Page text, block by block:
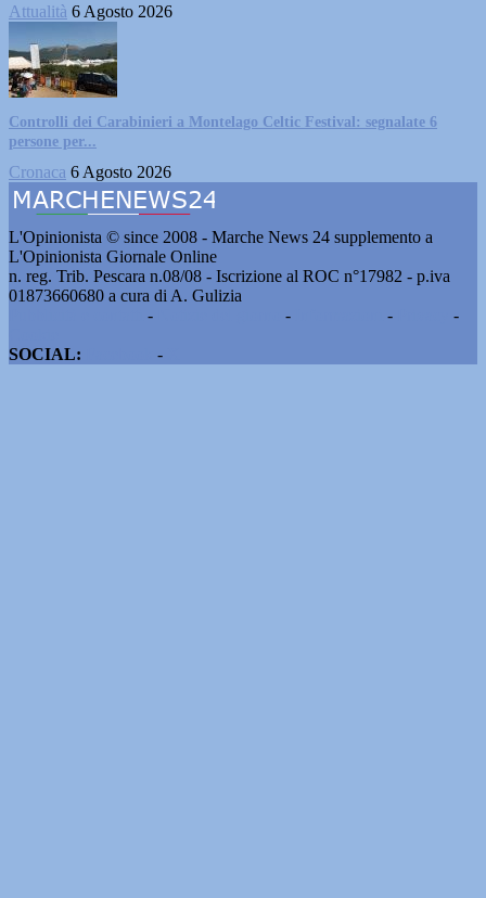
Attualità 6 Agosto 2026
Controlli dei Carabinieri a Montelago Celtic Festival: segnalate 6
persone per...
Cronaca 6 Agosto 2026
L'Opinionista © since 2008 - Marche News 24 supplemento a
L'Opinionista Giornale Online
n. reg. Trib. Pescara n.08/08 - Iscrizione al ROC n°17982 - p.iva
01873660680 a cura di A. Gulizia
- - -
-
SOCIAL:
-